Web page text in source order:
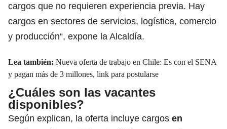
cargos que no requieren experiencia previa. Hay
cargos en sectores de servicios, logística, comercio
y producción“, expone la Alcaldía.
Lea también: Nueva oferta de trabajo en Chile: Es con el SENA
y pagan más de 3 millones, link para postularse
¿Cuáles son las vacantes
disponibles?
Según explican, la oferta incluye cargos en